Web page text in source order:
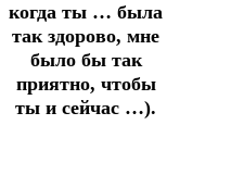
когда ты … была
так здорово, мне
было бы так
приятно, чтобы
ты и сейчас …).